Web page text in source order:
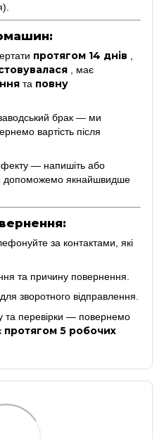
протягом 14 днів
, має
та повну
брак — ми
вартість після
— напишіть або
допоможемо якнайшвидше
за контактами, які
та причину повернення.
зворотного відправлення.
та перевірки — повернемо
протягом 5 робочих